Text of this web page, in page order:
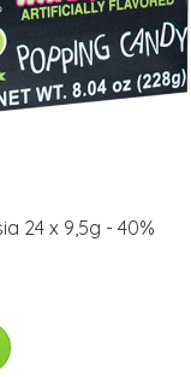
24 x 9,5g - 40%